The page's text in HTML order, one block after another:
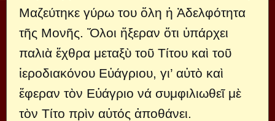
Μαζεύτηκε γύρω του ὅλη ἡ Ἀδελφότητα
τῆς Μονῆς. Ὅλοι ἤξεραν ὅτι ὑπάρχει
παλιὰ ἔχθρα μεταξὺ τοῦ Τίτου καὶ τοῦ
ἱεροδιακόνου Εὐάγριου, γι’ αὐτὸ καὶ
ἔφεραν τὸν Εὐάγριο νά συμφιλιωθεῖ μὲ
τὸν Τίτο πρὶν αὐτός ἀποθάνει.